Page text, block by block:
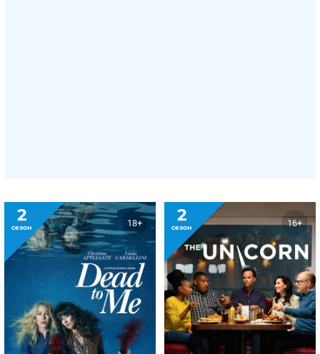
2
сезон 18+ 2
сезон 16+